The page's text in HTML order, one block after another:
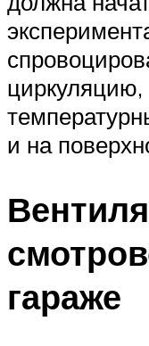
циркуляцию,
и на
гараже